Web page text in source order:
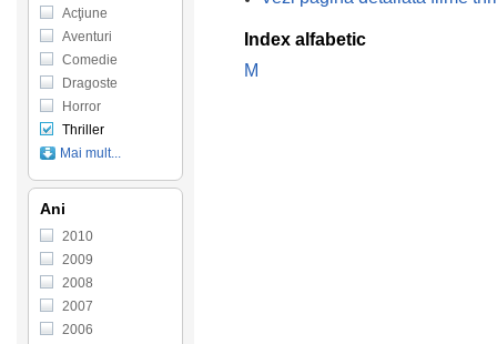
Index alfabetic
M
Acţiune
Aventuri
Comedie
Dragoste
Horror
Thriller
Mai mult...
Ani
2010
2009
2008
2007
2006